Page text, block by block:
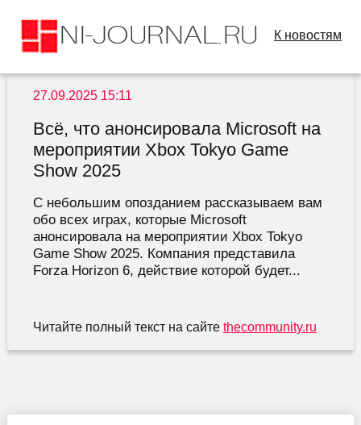
К новостям
27.09.2025 15:11
Всё, что анонсировала Microsoft на
мероприятии Xbox Tokyo Game
Show 2025
С небольшим опозданием рассказываем вам
обо всех играх, которые Microsoft
анонсировала на мероприятии Xbox Tokyo
Game Show 2025. Компания представила
Forza Horizon 6, действие которой будет...
Читайте полный текст на сайте thecommunity.ru